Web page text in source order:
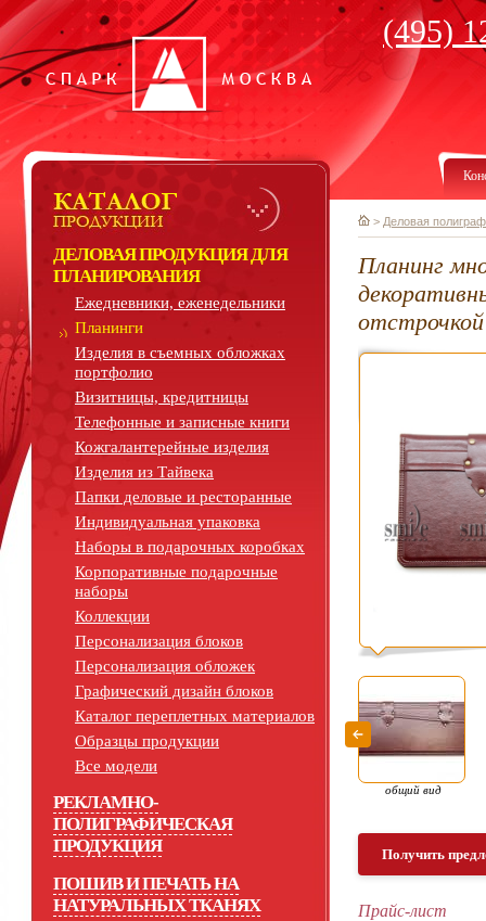
(495)
ДЕЛОВАЯ ПРОДУКЦИЯ ДЛЯ
ПЛАНИРОВАНИЯ
Ежедневники, еженедельники
Планинги
Изделия в съемных обложках
портфолио
Визитницы, кредитницы
Телефонные и записные книги
Кожгалантерейные изделия
Изделия из Тайвека
Папки деловые и ресторанные
Индивидуальная упаковка
Наборы в подарочных коробках
Корпоративные подарочные
наборы
Коллекции
Персонализация блоков
Персонализация обложек
Графический дизайн блоков
Каталог переплетных материалов
Образцы продукции
Все модели
РЕКЛАМНО-
ПОЛИГРАФИЧЕСКАЯ
ПРОДУКЦИЯ
ПОШИВ И ПЕЧАТЬ НА
НАТУРАЛЬНЫХ ТКАНЯХ
> Деловая
Планинг
отстрочкой
общий вид
Получить
Прайс-лист